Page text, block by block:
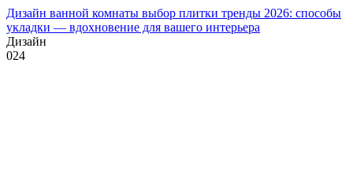
Дизайн ванной комнаты выбор плитки тренды 2026: способы
укладки — вдохновение для вашего интерьера
Дизайн
024